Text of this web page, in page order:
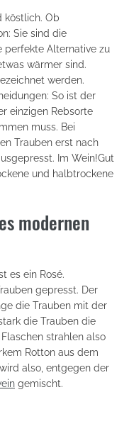
köstlich. Ob
Sie sind die
perfekte Alternative zu
wärmer sind.
werden.
So ist der
einzigen Rebsorte
muss. Bei
Trauben erst nach
Im Wein!Gut
und halbtrockene
modernen
es ein Rosé.
gepresst. Der
die Trauben mit der
die Trauben die
strahlen also
Rotton aus dem
also, entgegen der
gemischt.